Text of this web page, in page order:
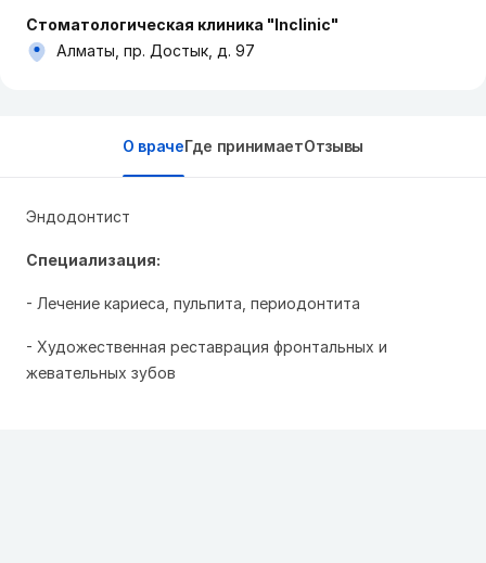
Стоматологическая клиника "Inclinic"
Алматы, пр. Достык, д. 97
О врачеГде принимаетОтзывы
Эндодонтист
Специализация:
- Лечение кариеса, пульпита, периодонтита
- Художественная реставрация фронтальных и
жевательных зубов